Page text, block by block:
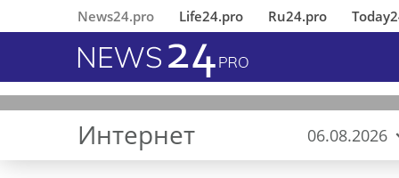
News24.pro Life24.pro Ru24.pro
Интернет 06.08.2026